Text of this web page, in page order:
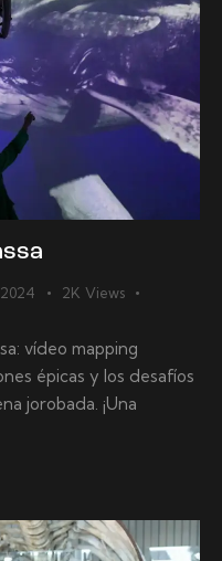
2K Views
vídeo mapping
épicas y los desafíos
jorobada. ¡Una